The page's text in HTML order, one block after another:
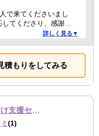
で来てくださいまし
てくださり、感謝し
詳しく見る▼
もりをしてみる
北大阪不用品回収片付け支援センター
(1)